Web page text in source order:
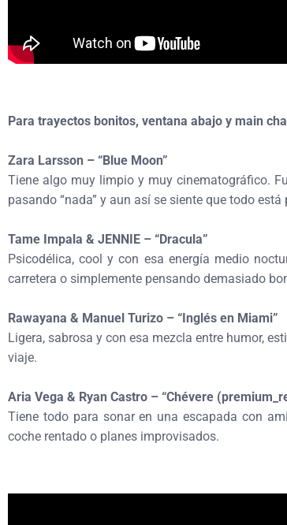
Para trayectos bonitos, ventana abajo y main
Zara Larsson – “Blue Moon”
Tiene algo muy limpio y muy cinematográfico.
pasando “nada” y aun así se siente que todo está
Tame Impala & JENNIE – “Dracula”
Psicodélica, cool y con esa energía medio
carretera o simplemente pensando demasiado
Rawayana & Manuel Turizo – “Inglés en Miami”
Ligera, sabrosa y con esa mezcla entre humor,
viaje.
Aria Vega & Ryan Castro – “Chévere
Tiene todo para sonar en una escapada con
coche rentado o planes improvisados.